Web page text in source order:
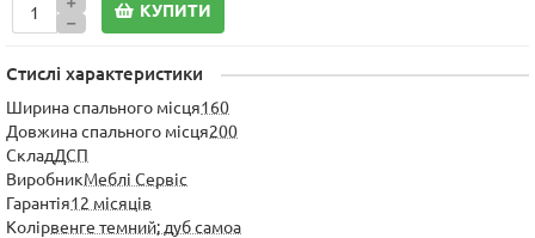
КУПИТИ
Стислі характеристики
Ширина спального місця160
Довжина спального місця200
СкладДСП
ВиробникМеблі Сервіс
Гарантія12 місяців
Колірвенге темний; дуб самоа